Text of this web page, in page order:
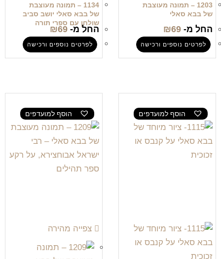
1203 – תמונה מעוצבת
של בבא סאלי
החל מ- ₪69
לפרטים נוספים ורכישה
1134 – תמונה מעוצבת
של בבא סאלי יושב סביב
שולחן עם ספרי תורה
החל מ- ₪69
לפרטים נוספים ורכישה
הוסף למועדפים הוסף למועדפים
צפייה מהירה